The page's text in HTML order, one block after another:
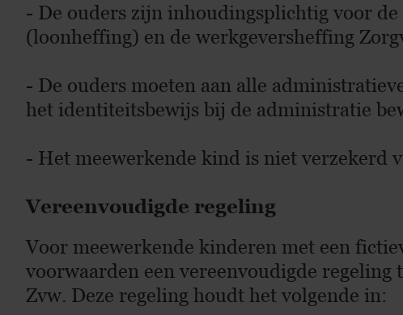
- De ouders zijn inhoudingsplichtig voor
(loonheffing) en de werkgeversheffing
- De ouders moeten aan alle
het identiteitsbewijs bij de administratie
- Het meewerkende kind is niet verzekerd
Vereenvoudigde regeling
Voor meewerkende kinderen met een
voorwaarden een vereenvoudigde
Zvw. Deze regeling houdt het volgende in: